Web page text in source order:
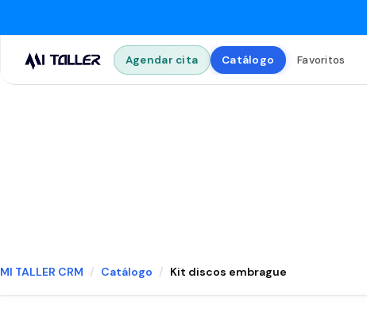
Agendar cita Catálogo Favoritos
MI TALLER CRM Catálogo Kit discos embrague